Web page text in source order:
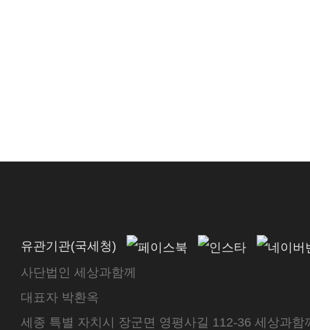
유관기관(국세청)
사단법인 세상과함께
대표자 박환옥
세종 특별 자치시 장군면 영평사길 112-36 세상과